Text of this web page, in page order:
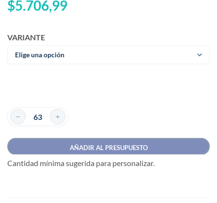
$5.706,99
VARIANTE
AÑADIR AL PRESUPUESTO
Cantidad mínima sugerida para personalizar.